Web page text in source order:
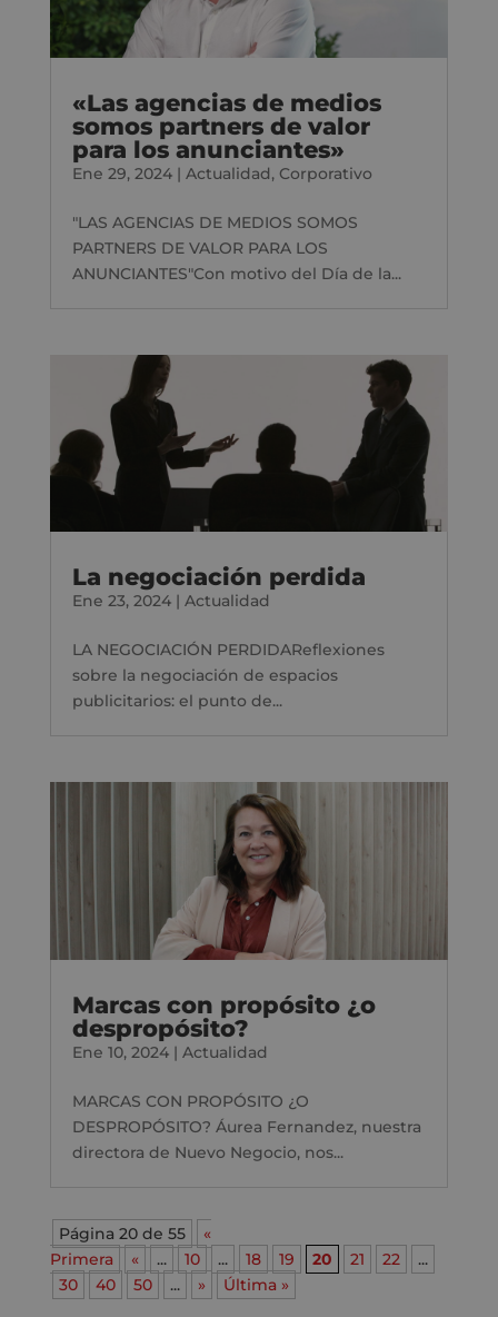
«Las agencias de medios
somos partners de valor
para los anunciantes»
Ene 29, 2024| Actualidad, Corporativo
"LAS AGENCIAS DE MEDIOS SOMOS
PARTNERS DE VALOR PARA LOS
ANUNCIANTES"Con motivo del Día de la...
La negociación perdida
Ene 23, 2024| Actualidad
LA NEGOCIACIÓN PERDIDAReflexiones
sobre la negociación de espacios
publicitarios: el punto de...
Marcas con propósito ¿o
despropósito?
Ene 10, 2024| Actualidad
MARCAS CON PROPÓSITO ¿O
DESPROPÓSITO? Áurea Fernandez, nuestra
directora de Nuevo Negocio, nos...
Página 20 de 55
«
Primera
« ... 10 ... 18 19 20 21 22
...
30
40 50 ... » Última »